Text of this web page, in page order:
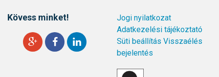
Kövess minket!
Jogi nyilatkozat
Adatkezelési tájékoztató
Süti beállítás Visszaélés
bejelentés